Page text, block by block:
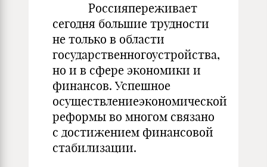
Россияпереживает
сегодня большие трудности
не только в области
государственногоустройства,
но и в сфере экономики и
финансов. Успешное
осуществлениеэкономической
реформы во многом связано
с достижением финансовой
стабилизации.